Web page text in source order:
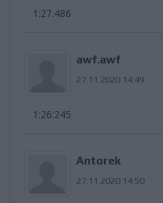
1:27.486
awf.awf
27.11.2020 14:49
1:26:245
Antorek
27.11.2020 14:50